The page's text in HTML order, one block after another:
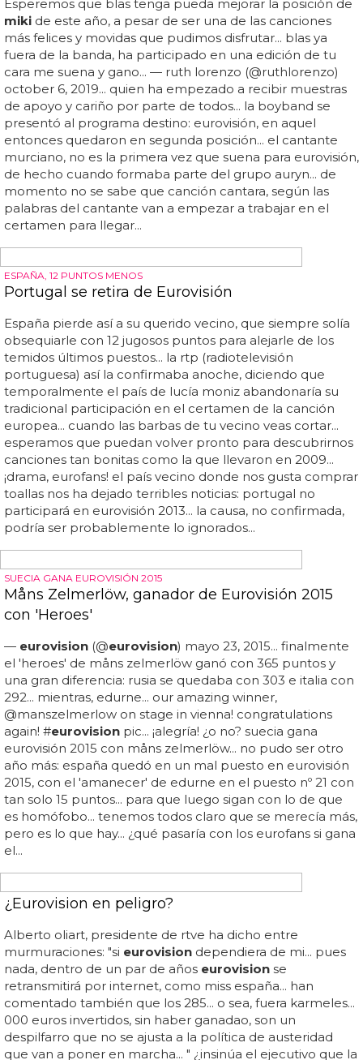
"creo que el nivel de comprensión de los japoneses hacia
el matrimonio entre personas del mismo sexo es ahora lo
suficientemente alto", dijo miki... fotografía: yuichi
yamazaki/afp/getty images... en los últimos años, japón ha
dado pequeños pasos hacia la aceptació...
NI GERI NI ATOMIC KITTEN
Reino Unido manda a Engelbert Humperdinck a
Eurovisión
Ni atomic kitten, ni geri halliweel, engelbert humperdinck
representará a reino unido en eurovisión 2012... engelbert
es una especie de julio iglesias a la inglesa que ha tenido
todo el éxito que un cantante puede tener... ha seguido
lanzando discos, ha tenido un show de éxito en las vegas
y ha sido jurado en la versión americana de 'american
idol'... las últimas andanzas de engelbert humperdinck
antes de ir a eurovisión no han sido pocas... ha sacado
centenares de discos y tiene canciones archiconocidas
(que a lo mejor no asocias a él) como 'cant take my eyes
off of you' o 'release me'... ahora, con la tranquilidad que
da tener una carrera llena de éxitos, engelbert
humperdinck se presenta a eurovisión por reino unido
(aunque...
YA TENEMOS REPRESENTANTE PARA EL CERTAMEN MUSICAL
Blas Canto cantara en Eurovisión 2020
más felices y movidas que pudimos disfrutar... blas ya
cara me suena y gano... — ruth lorenzo (@ruthlorenzo)
october 6, 2019... quien ha empezado a recibir muestras
de apoyo y cariño por parte de todos... la boyband se
presentó al programa destino: eurovisión, en aquel
entonces quedaron en segunda posición... el cantante
murciano, no es la primera vez que suena para eurovisión,
de hecho cuando formaba parte del grupo auryn... de
momento no se sabe que canción cantara, según las